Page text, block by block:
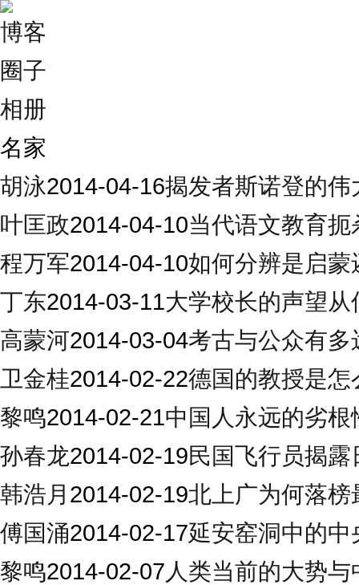
博客
圈子
相册
名家
胡泳2014-04-16揭发者斯诺登的伟
叶匡政2014-04-10当代语文教育
程万军2014-04-10如何分辨是启蒙
丁东2014-03-11大学校长的声望从
高蒙河2014-03-04考古与公众有多
卫金桂2014-02-22德国的教授是怎
黎鸣2014-02-21中国人永远的劣根
孙春龙2014-02-19民国飞行员揭
韩浩月 2014-02-19北上广为何落榜
傅国涌2014-02-17延安窑洞中的中
黎鸣2014-02-07 人类当前的大势